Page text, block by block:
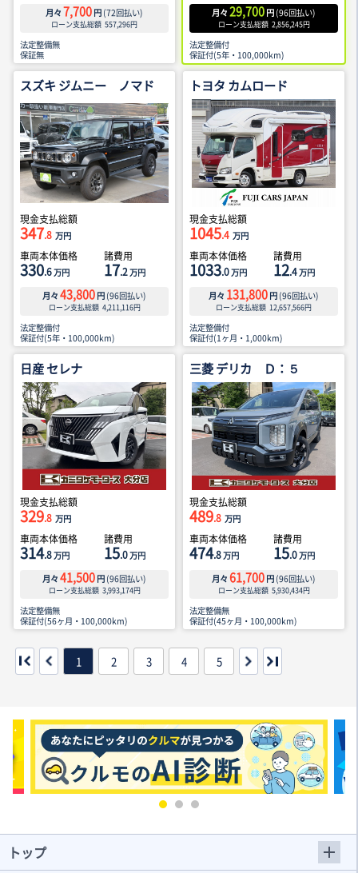
月々 7,700 円 (72回払い)
ローン支払総額 557,296円
法定整備無
保証無
月々 29,700 円 (96回払い)
ローン支払総額 2,856,245円
法定整備付
保証付(5年・100,000km)
スズキ ジムニー ノマド
現金支払総額
347.8 万円
車両本体価格
330.6万円
諸費用
17.2万円
月々 43,800 円 (96回払い)
ローン支払総額 4,211,116円
法定整備付
保証付(5年・100,000km)
トヨタ カムロード
現金支払総額
1045.4 万円
車両本体価格
1033.0万円
諸費用
12.4万円
月々 131,800 円 (96回払い)
ローン支払総額 12,657,566円
法定整備付
保証付(1ヶ月・1,000km)
日産 セレナ
現金支払総額
329.8 万円
車両本体価格
314.8万円
諸費用
15.0万円
月々 41,500 円 (96回払い)
ローン支払総額 3,993,174円
法定整備無
保証付(56ヶ月・100,000km)
三菱 デリカ Ｄ：５
現金支払総額
489.8 万円
車両本体価格
474.8万円
諸費用
15.0万円
月々 61,700 円 (96回払い)
ローン支払総額 5,930,434円
法定整備無
保証付(45ヶ月・100,000km)
1 2 3 4 5
トップ